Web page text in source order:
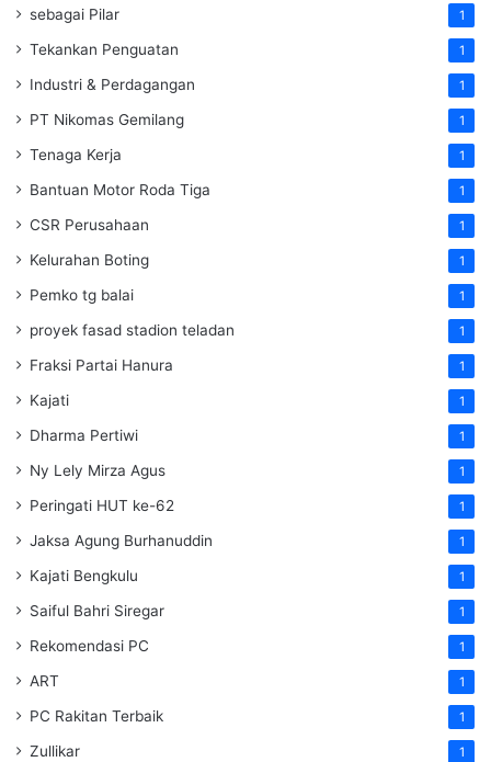
sebagai Pilar 1
Tekankan Penguatan 1
Industri & Perdagangan 1
PT Nikomas Gemilang 1
Tenaga Kerja 1
Bantuan Motor Roda Tiga 1
CSR Perusahaan 1
Kelurahan Boting 1
Pemko tg balai 1
proyek fasad stadion teladan 1
Fraksi Partai Hanura 1
Kajati 1
Dharma Pertiwi 1
Ny Lely Mirza Agus 1
Peringati HUT ke-62 1
Jaksa Agung Burhanuddin 1
Kajati Bengkulu 1
Saiful Bahri Siregar 1
Rekomendasi PC 1
ART 1
PC Rakitan Terbaik 1
Zullikar 1